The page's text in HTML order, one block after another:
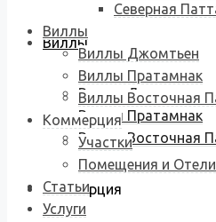
Виллы
Виллы Джомтьен
Виллы Пратамнак
Виллы Восточная
Коммерция
Северная
Виллы
Виллы Джомтьен
Виллы Пратамнак
Виллы Восточная
Коммерция
Участки
Помещения и Отели
Статьи
Услуги